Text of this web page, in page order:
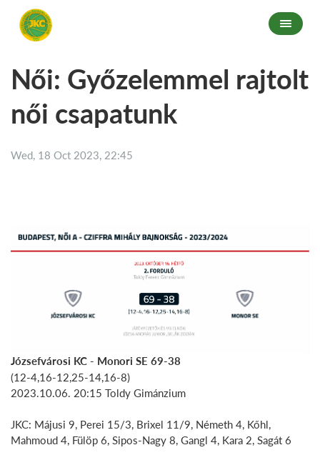
Női: Győzelemmel rajtolt
női csapatunk
Wed, 18 Oct 2023, 22:45
Józsefvárosi KC - Monori SE 69-38
(12-4,16-12,25-14,16-8)
2023.10.06. 20:15 Toldy Gimánzium
JKC: Májusi 9, Perei 15/3, Brixel 11/9, Németh 4, Kőhl,
Mahmoud 4, Fülöp 6, Sipos-Nagy 8, Gangl 4, Kara 2, Sagát 6